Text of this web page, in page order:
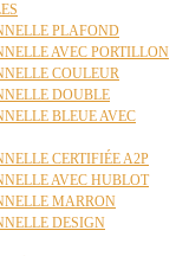
PLAFOND
AVEC PORTILLON
COULEUR
DOUBLE
BLEUE AVEC
CERTIFIÉE A2P
AVEC HUBLOT
MARRON
DESIGN